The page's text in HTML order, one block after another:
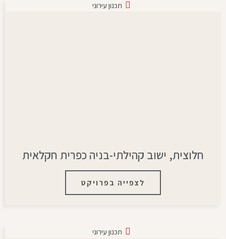
תכנון עירוני
חלוצית, ישוב קהילתי-בניה כפרית חקלאית
לצפייה בפרויקט
תכנון עירוני